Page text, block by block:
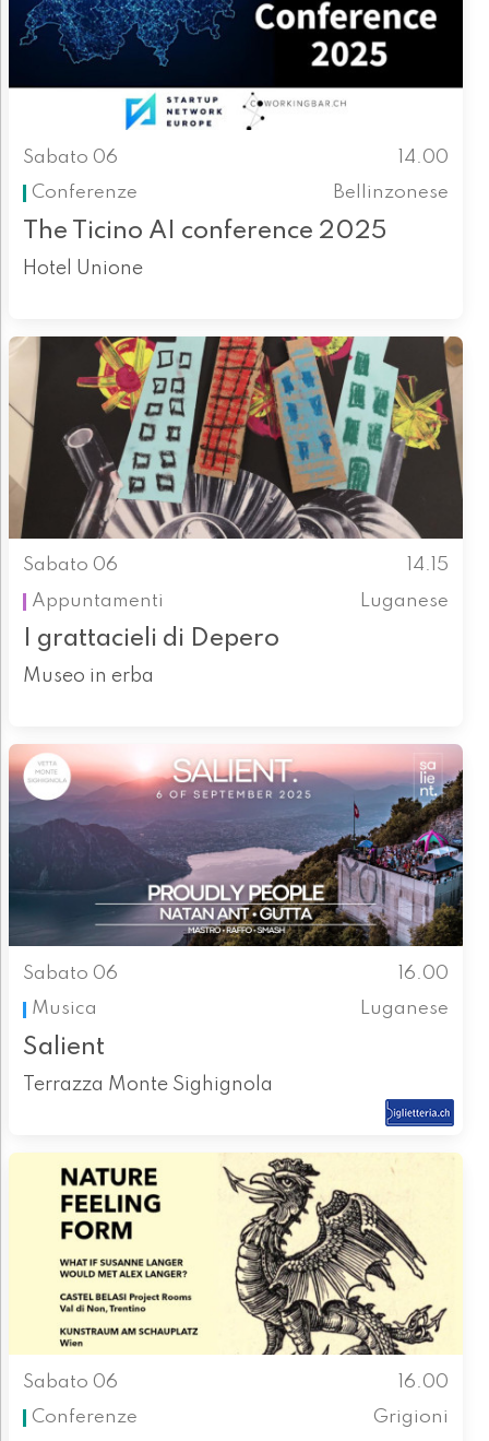
Sabato 06
14.00
Conferenze
Bellinzonese
The Ticino AI conference 2025
Hotel Unione
Sabato 06
14.15
Appuntamenti
Luganese
I grattacieli di Depero
Museo in erba
Sabato 06
16.00
Musica
Luganese
Salient
Terrazza Monte Sighignola
Sabato 06
16.00
Conferenze
Grigioni